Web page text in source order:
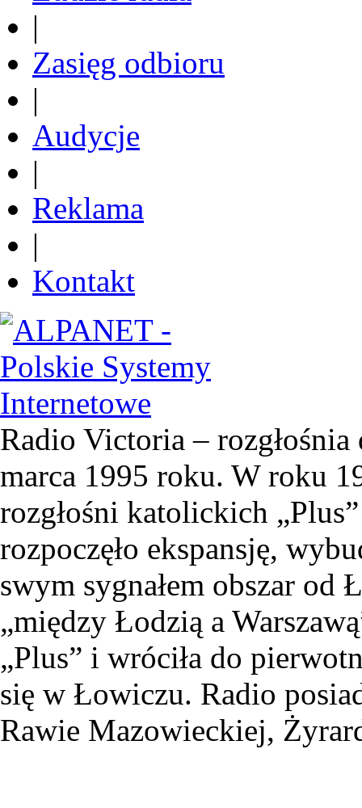
|
Zasięg odbioru
|
Audycje
|
Reklama
|
Kontakt
Radio Victoria –
marca 1995 roku. W roku
rozgłośni katolickich
rozpoczęło ekspansję,
swym sygnałem obszar od
„między Łodzią a
„Plus” i wróciła do
się w Łowiczu. Radio
Rawie Mazowieckiej,